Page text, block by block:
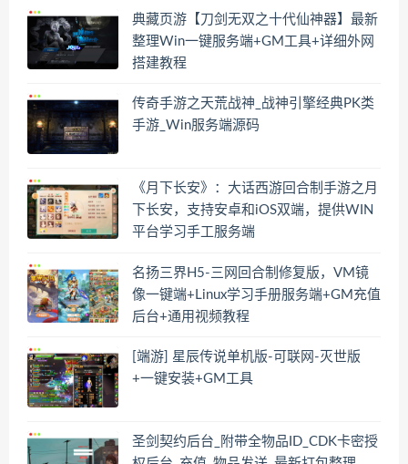
典藏页游【刀剑无双之十代仙神器】最新
整理Win一键服务端+GM工具+详细外网
搭建教程
传奇手游之天荒战神_战神引擎经典PK类
手游_Win服务端源码
《月下长安》：大话西游回合制手游之月
下长安，支持安卓和iOS双端，提供WIN
平台学习手工服务端
名扬三界H5-三网回合制修复版，VM镜
像一键端+Linux学习手册服务端+GM充值
后台+通用视频教程
[端游] 星辰传说单机版-可联网-灭世版
+一键安装+GM工具
圣剑契约后台_附带全物品ID_CDK卡密授